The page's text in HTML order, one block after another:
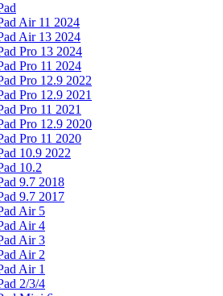
Air 11 2024
Air 13 2024
Pro 13 2024
Pro 11 2024
Pro 12.9 2022
Pro 12.9 2021
Pro 11 2021
Pro 12.9 2020
Pro 11 2020
10.9 2022
10.2
9.7 2018
9.7 2017
Air 5
Air 4
Air 3
Air 2
Air 1
2/3/4